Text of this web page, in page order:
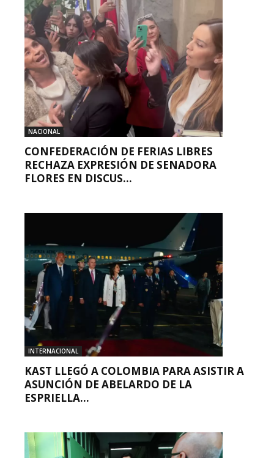
NACIONAL
CONFEDERACIÓN DE FERIAS LIBRES
RECHAZA EXPRESIÓN DE SENADORA
FLORES EN DISCUS...
INTERNACIONAL
KAST LLEGÓ A COLOMBIA PARA ASISTIR A
ASUNCIÓN DE ABELARDO DE LA
ESPRIELLA...